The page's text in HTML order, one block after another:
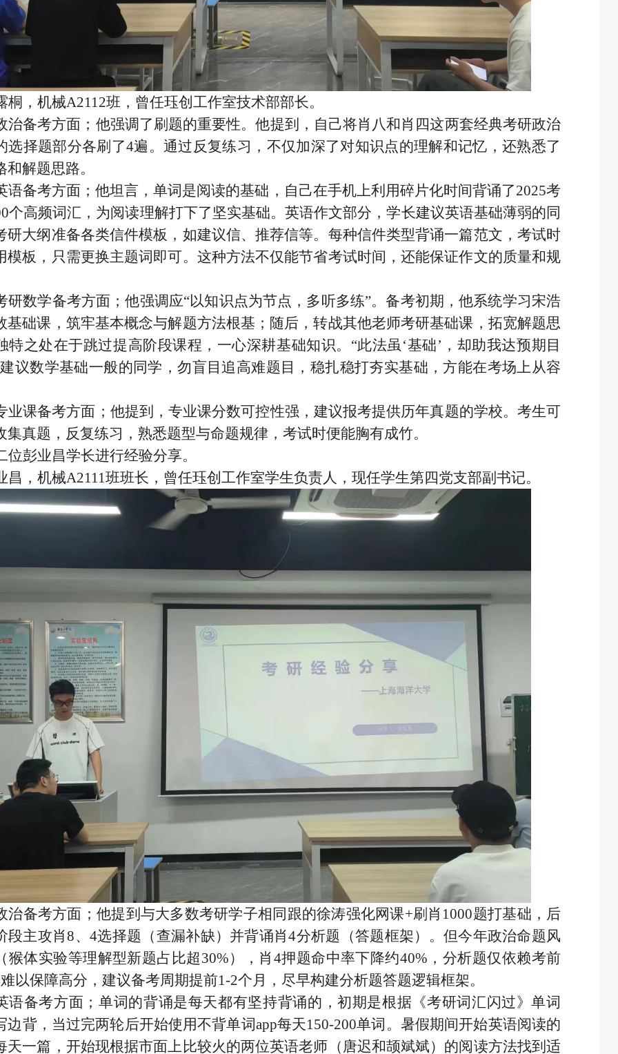
桐，机械A2112班，曾任珏创工作室技术部部长。
治备考方面；他强调了刷题的重要性。他提到，自己将肖八和肖四这两套经典考研政治
选择题部分各刷了4遍。通过反复练习，不仅加深了对知识点的理解和记忆，还熟悉了
和解题思路。
语备考方面；他坦言，单词是阅读的基础，自己在手机上利用碎片化时间背诵了2025考
个高频词汇，为阅读理解打下了坚实基础。英语作文部分，学长建议英语基础薄弱的同
研大纲准备各类信件模板，如建议信、推荐信等。每种信件类型背诵一篇范文，考试时
模板，只需更换主题词即可。这种方法不仅能节省考试时间，还能保证作文的质量和规
研数学备考方面；他强调应“以知识点为节点，多听多练”。备考初期，他系统学习宋浩
基础课，筑牢基本概念与解题方法根基；随后，转战其他老师考研基础课，拓宽解题思
特之处在于跳过提高阶段课程，一心深耕基础知识。“此法虽‘基础’，却助我达预期目
议数学基础一般的同学，勿盲目追高难题目，稳扎稳打夯实基础，方能在考场上从容
业课备考方面；他提到，专业课分数可控性强，建议报考提供历年真题的学校。考生可
集真题，反复练习，熟悉题型与命题规律，考试时便能胸有成竹。
位彭业昌学长进行经验分享。
昌，机械A2111班班长，曾任珏创工作室学生负责人，现任学生第四党支部副书记。
治备考方面；他提到与大多数考研学子相同跟的徐涛强化网课+刷肖1000题打基础，后
段主攻肖8、4选择题（查漏补缺）并背诵肖4分析题（答题框架）。但今年政治命题风
猴体实验等理解型新题占比超30%），肖4押题命中率下降约40%，分析题仅依赖考前
以保障高分，建议备考周期提前1-2个月，尽早构建分析题答题逻辑框架。
语备考方面；单词的背诵是每天都有坚持背诵的，初期是根据《考研词汇闪过》单词
边背，当过完两轮后开始使用不背单词app每天150-200单词。暑假期间开始英语阅读的
天一篇，开始现根据市面上比较火的两位英语老师（唐迟和颉斌斌）的阅读方法找到适